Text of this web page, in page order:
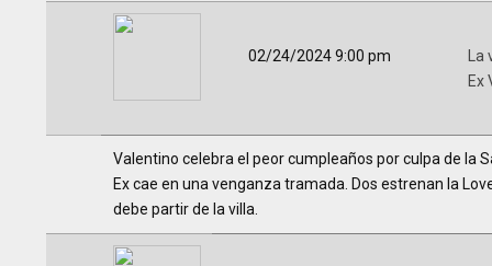
02/24/2024 9:00 pm
Ex
Valentino celebra el peor cumpleaños por culpa de la
Ex cae en una venganza tramada. Dos estrenan la
debe partir de la villa.